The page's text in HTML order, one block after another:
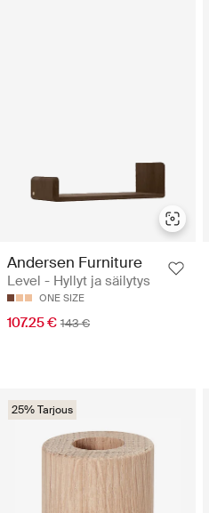
Andersen Furniture
Level - Hyllyt ja säilytys
ONE SIZE
107.25 € 143 €
25% Tarjous